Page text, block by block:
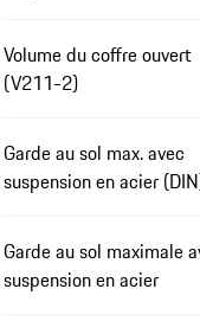
Volume du coffre ouvert
(V211-2)
Garde au sol max. avec
suspension en acier
Garde au sol maximale
suspension en acier